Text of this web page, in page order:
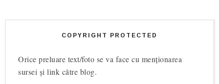
COPYRIGHT PROTECTED
Orice preluare text/foto se va face cu menționarea
sursei și link către blog.